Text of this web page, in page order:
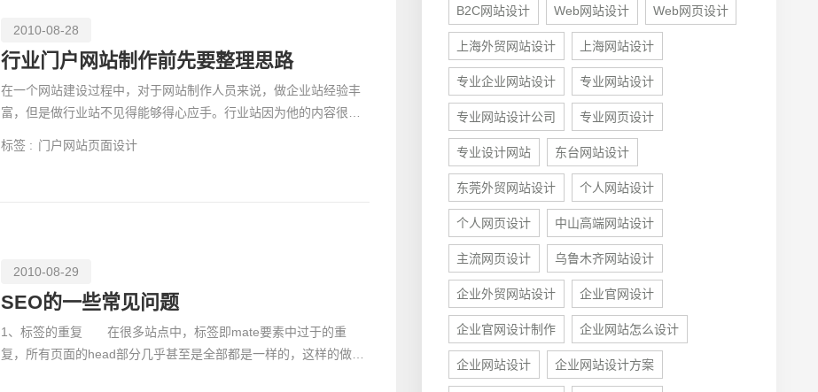
2010-08-28
行业门户网站制作前先要整理思路
在一个网站建设过程中，对于网站制作人员来说，做企业站经验丰
富，但是做行业站不见得能够得心应手。行业站因为他的内容很
标签 : 门户网站页面设计
2010-08-29
SEO的一些常见问题
1、标签的重复 在很多站点中，标签即mate要素中过于的重
复，所有页面的head部分几乎甚至是全部都是一样的，这样的做法
B2C网站设计 Web网站设计 Web网页设计
上海外贸网站设计 上海网站设计
专业企业网站设计 专业网站设计
专业网站设计公司 专业网页设计
专业设计网站 东台网站设计
东莞外贸网站设计 个人网站设计
个人网页设计 中山高端网站设计
主流网页设计 乌鲁木齐网站设计
企业外贸网站设计 企业官网设计
企业官网设计制作 企业网站怎么设计
企业网站设计 企业网站设计方案
创意品牌型网站 · 标准企业官网建设 · 外贸网站设计